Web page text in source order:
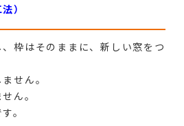
法）
はそのままに、新しい窓をつ
せん。
ん。
。